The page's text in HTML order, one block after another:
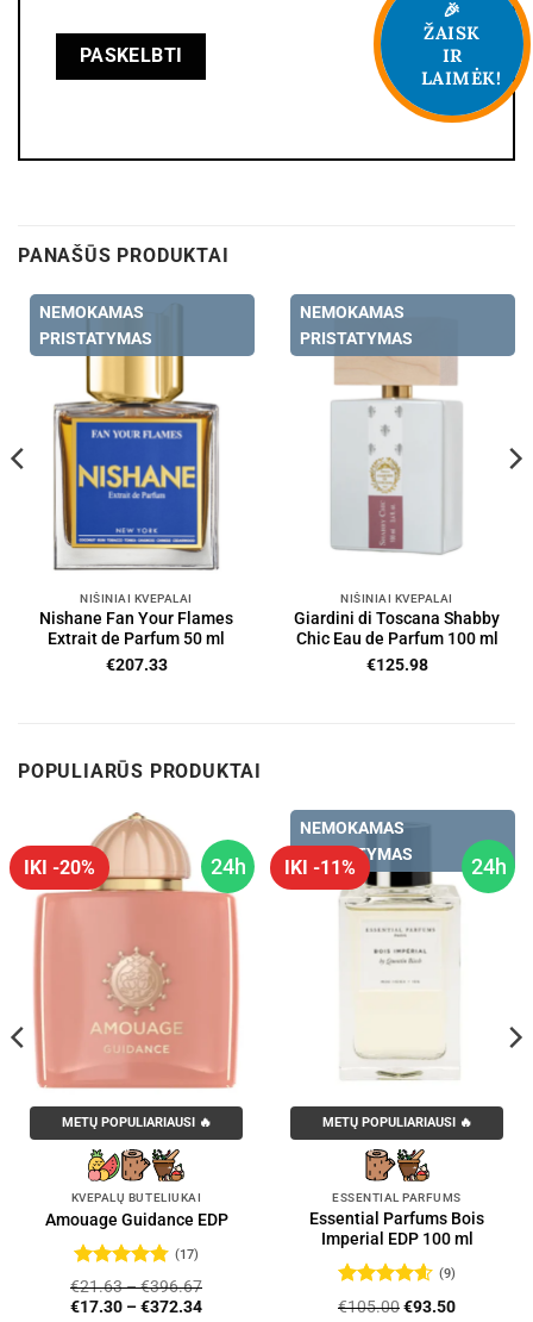
PANAŠŪS PRODUKTAI
NEMOKAMAS
PRISTATYMAS
NIŠINIAI KVEPALAI
Nishane Fan Your Flames
Extrait de Parfum 50 ml
€207.33
NEMOKAMAS
PRISTATYMAS
NIŠINIAI KVEPALAI
Giardini di Toscana Shabby
Chic Eau de Parfum 100 ml
€125.98
POPULIARŪS PRODUKTAI
24h
IKI -20%
METŲ POPULIARIAUSI 🔥
KVEPALŲ BUTELIUKAI
Amouage Guidance EDP
Įvertinimas:
4.76iš 5
(17)
€21.63–€396.67
€17.30 –€372.34
24h
IKI -11%
NEMOKAMAS
PRISTATYMAS
METŲ POPULIARIAUSI 🔥
ESSENTIAL PARFUMS
Essential Parfums Bois
Imperial EDP 100 ml
Įvertinimas:
(9)
€105.00Original
€93.50Current
🎉
ŽAISK
IR
LAIMĖK!